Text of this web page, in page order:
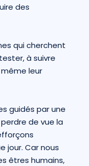
des
qui cherchent
à suivre
leur
guidés par une
de vue la
jour. Car nous
êtres humains,